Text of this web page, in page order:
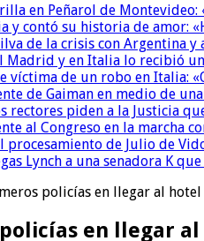
en Peñarol de Montevideo:
y contó su historia de amor:
de la crisis con Argentina
Madrid y en Italia lo recibió
víctima de un robo en Italia:
de Gaiman en medio de
rectores piden a la Justicia
al Congreso en la marcha
procesamiento de Julio de
Lynch a una senadora K
policías en llegar al
en llegar